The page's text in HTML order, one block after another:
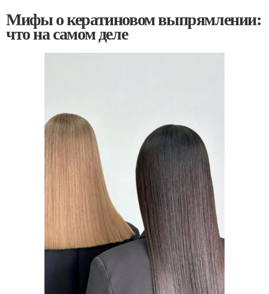
Мифы о кератиновом выпрямлении:
что на самом деле